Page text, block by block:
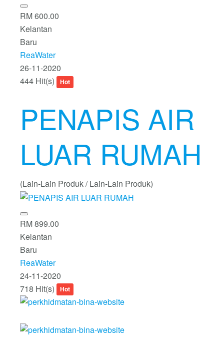
RM 600.00
Kelantan
Baru
ReaWater
26-11-2020
444 Hit(s)
Hot
PENAPIS AIR
LUAR RUMAH
(Lain-Lain Produk / Lain-Lain Produk)
RM 899.00
Kelantan
Baru
ReaWater
24-11-2020
718 Hit(s)
Hot